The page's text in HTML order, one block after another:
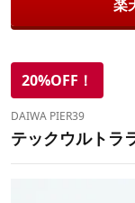
楽
20%OFF！
DAIWA PIER39
テックウルトラ